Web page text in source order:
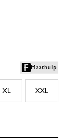
Maathulp
XL XXL